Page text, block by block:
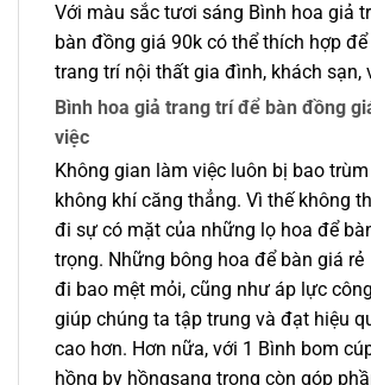
Với màu sắc tươi sáng Bình hoa giả
bàn đồng giá 90k có thể thích hợp
trang trí nội thất gia đình, khách sạn,
Bình hoa giả trang trí để bàn đồng
việc
Không gian làm việc luôn bị bao
không khí căng thẳng. Vì thế không
đi sự có mặt của những lọ hoa để
trọng. Những bông hoa để bàn giá
đi bao mệt mỏi, cũng như áp lực
giúp chúng ta tập trung và đạt hiệu
cao hơn. Hơn nữa, với 1 Bình bom
hồng by hồngsang trọng còn góp